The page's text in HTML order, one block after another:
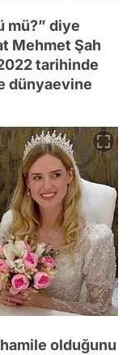
mü?” diye
Mehmet Şah
tarihinde
dünyaevine
olduğunu